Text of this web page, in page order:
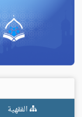
الفقهية